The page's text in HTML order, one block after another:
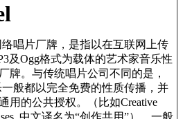
络唱片厂牌 ，是指以在互联网上传
及Ogg格式为载体的艺术家音乐性
牌。与传统唱片公司不同的是，
一般都以完全免费的性质传播，并
用的公共授权。（比如Creative
中文译名为“创作共用”）。一般